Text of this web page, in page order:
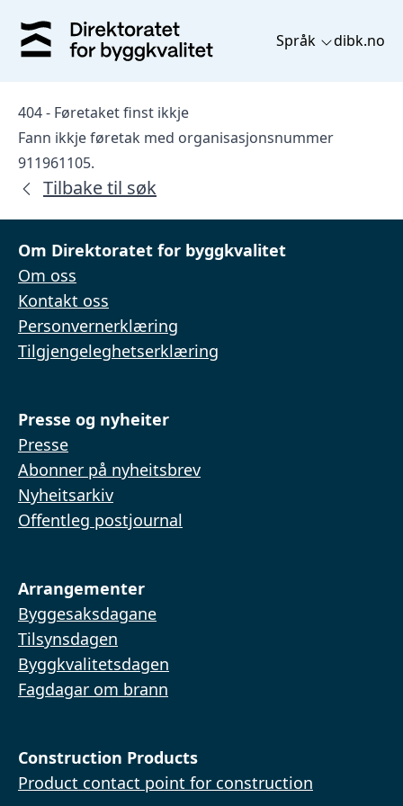
Språk dibk.no
404 - Føretaket finst ikkje
Fann ikkje føretak med organisasjonsnummer
911961105.
Tilbake til søk
Om Direktoratet for byggkvalitet
Om oss
Kontakt oss
Personvernerklæring
Tilgjengeleghetserklæring
Presse og nyheiter
Presse
Abonner på nyheitsbrev
Nyheitsarkiv
Offentleg postjournal
Arrangementer
Byggesaksdagane
Tilsynsdagen
Byggkvalitetsdagen
Fagdagar om brann
Construction Products
Product contact point for construction